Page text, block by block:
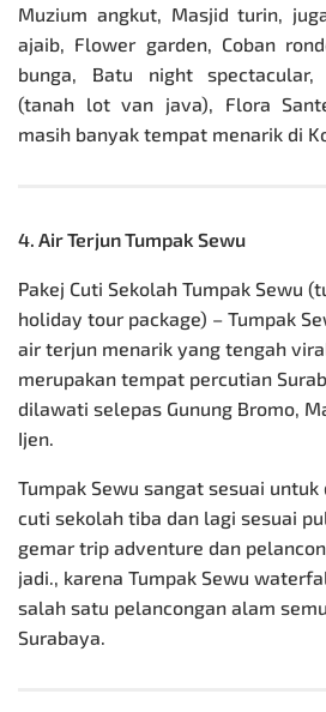
Muzium angkut, Masjid turin,
ajaib, Flower garden, Coban
bunga, Batu night spectacular,
(tanah lot van java), Flora
masih banyak tempat menarik di
4. Air Terjun Tumpak Sewu
Pakej Cuti Sekolah Tumpak Sewu
holiday tour package) – Tumpak
air terjun menarik yang tengah
merupakan tempat percutian
dilawati selepas Gunung Bromo ,
Ijen.
Tumpak Sewu sangat sesuai
cuti sekolah tiba dan lagi sesuai
gemar trip adventure dan
jadi., karena Tumpak Sewu
salah satu pelancongan alam
Surabaya.